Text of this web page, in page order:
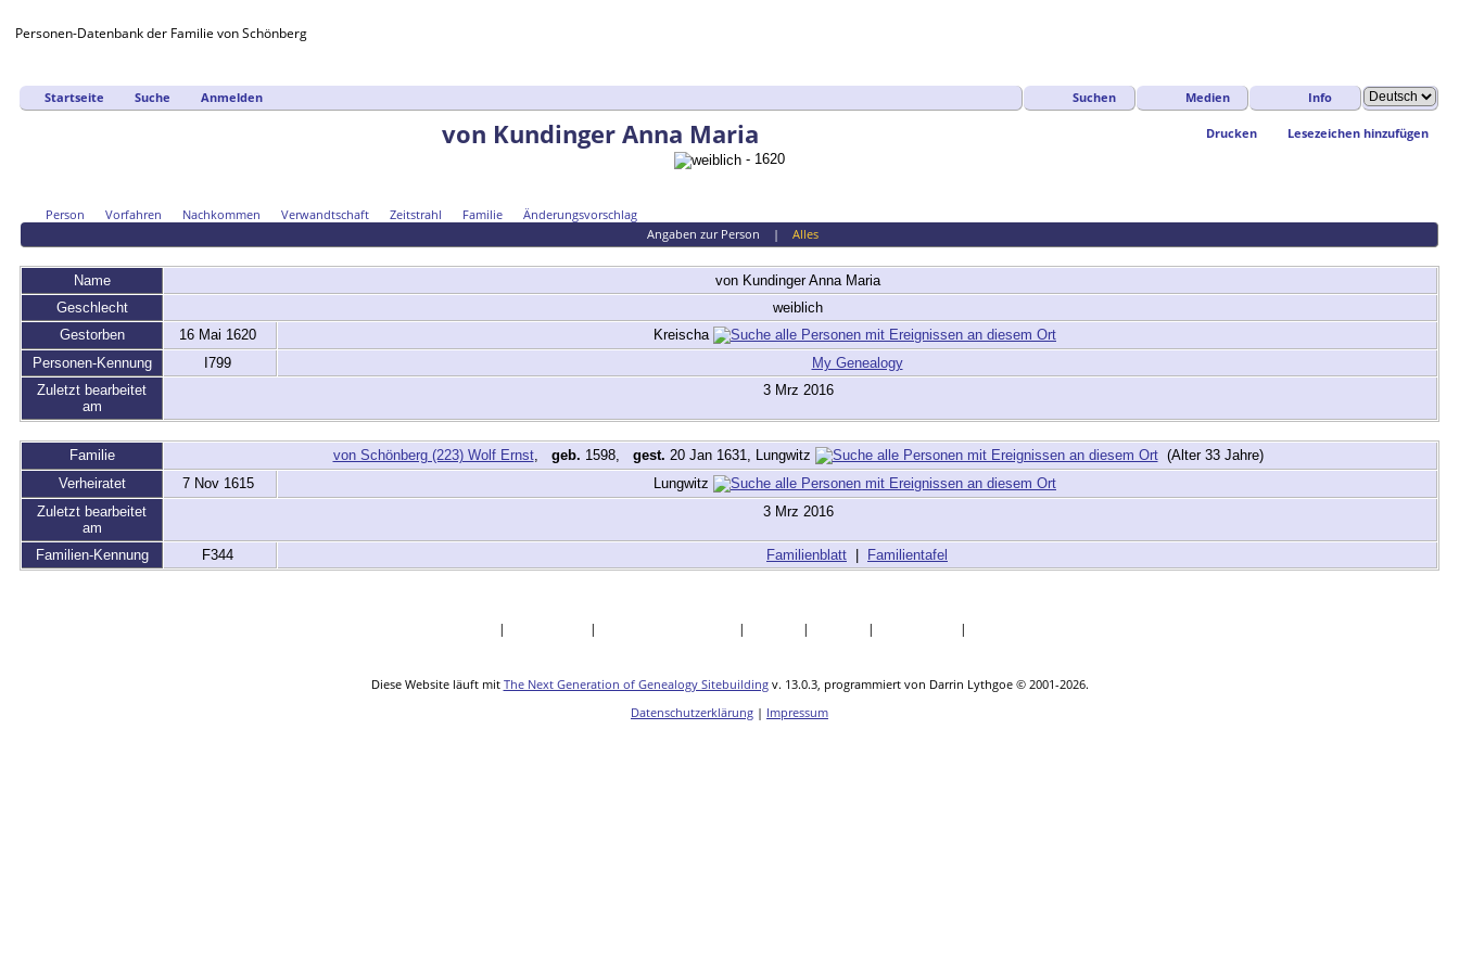
Personen-Datenbank der Familie von Schönberg
Startseite Suche Anmelden Suchen Medien Info
Drucken Lesezeichen hinzufügen
von Kundinger Anna Maria
- 1620
Person Vorfahren Nachkommen Verwandtschaft Zeitstrahl Familie
Änderungsvorschlag
Angaben zur Person |Alles
Name von Kundinger Anna Maria
Geschlecht
weiblich
Gestorben
16 Mai 1620
Kreischa
Personen-Kennung
I799
My Genealogy
Zuletzt bearbeitet
am
3 Mrz 2016
Familie von Schönberg (223) Wolf Ernst, geb. 1598, gest. 20 Jan 1631, Lungwitz
(Alter 33 Jahre)
Verheiratet
7 Nov 1615
Lungwitz
Zuletzt bearbeitet
am
3 Mrz 2016
Familien-Kennung F344 Familienblatt | Familientafel
| | | | | |
Diese Website läuft mit The Next Generation of Genealogy Sitebuildingv. 13.0.3, programmiert von Darrin Lythgoe © 2001-2026.
Datenschutzerklärung | Impressum